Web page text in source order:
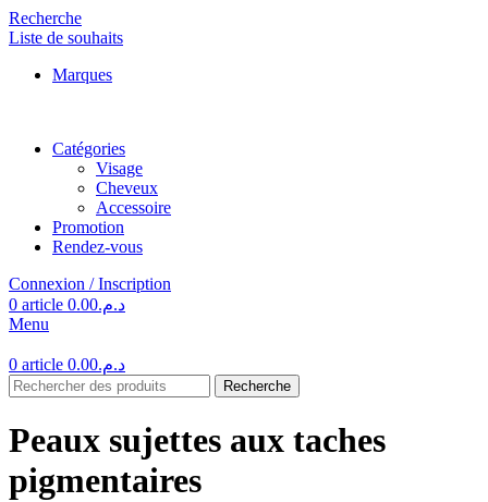
Recherche
Liste de souhaits
Marques
Catégories
Visage
Cheveux
Accessoire
Promotion
Rendez-vous
Connexion / Inscription
0 article د.م.0.00
Menu
0 article د.م.0.00
Recherche
Peaux sujettes aux taches
pigmentaires